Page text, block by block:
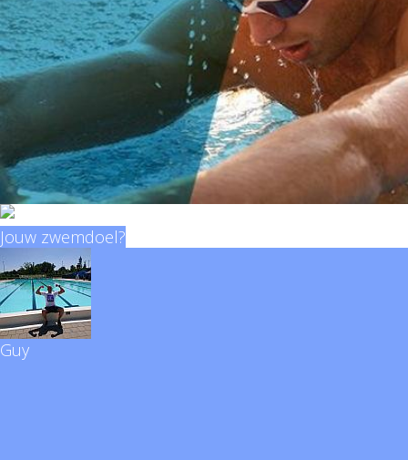
Jouw zwemdoel?
Guy